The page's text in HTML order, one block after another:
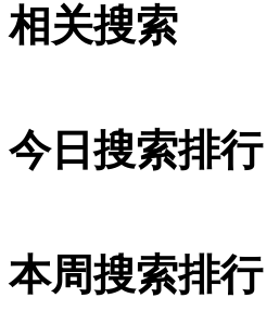
相关搜索
今日搜索排行
本周搜索排行